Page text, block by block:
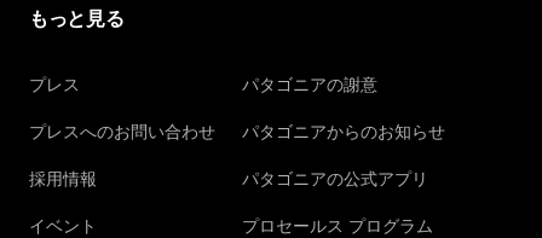
もっと見る
プレス
プレスへのお問い合わせ
採用情報
イベント
パタゴニアの謝意
パタゴニアからのお知らせ
パタゴニアの公式アプリ
プロセールス プログラム